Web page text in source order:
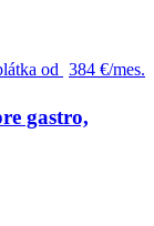
od 384 €/mes.
gastro,